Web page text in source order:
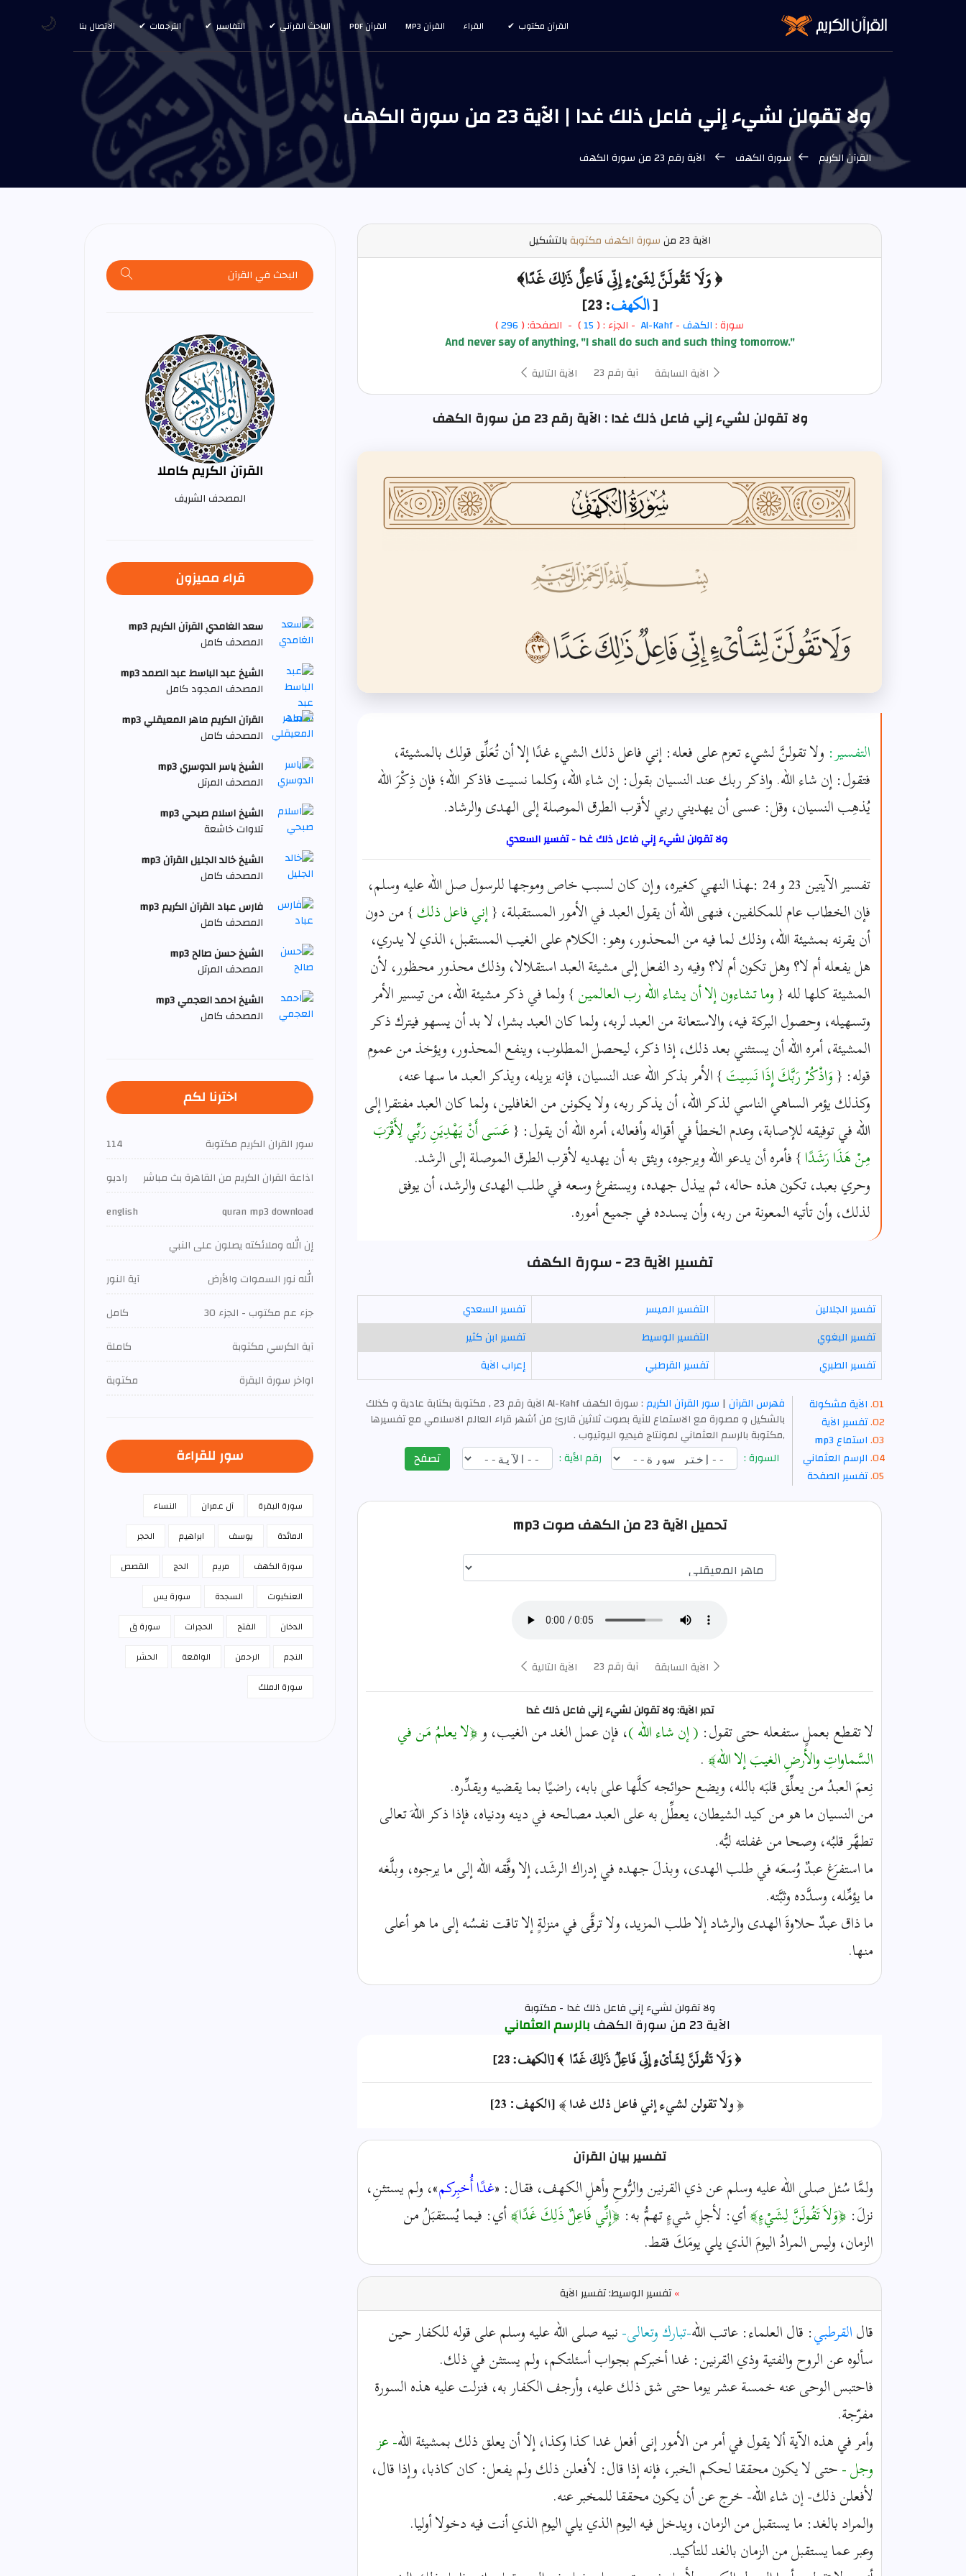
القرآن مكتوب القراء القرآن MP3 القرآن PDF الباحث القرآني التفاسير الترجمات الاتصال بنا
ولا تقولن لشيء إني فاعل ذلك غدا | الآية 23 من سورة الكهف
القرآن الكريم سورة الكهف الآية رقم 23 من سورة الكهف
الآية23 من سورة الكهف مكتوبةبالتشكيل
﴿ وَلَا تَقُولَنَّ لِشَيْءٍ إِنِّي فَاعِلٌ ذَٰلِكَ غَدًا﴾
[الكهف: 23]
سورة :الكهف-
Al-Kahf - الجزء : ( 15) - الصفحة: (296
)
And never say of anything, "I shall do such and such thing tomorrow."
الآية السابقة آية رقم 23 الآية التالية
ولا تقولن لشيء إني فاعل ذلك غدا : الآية رقم 23 من سورة الكهف
التفسير: ولا تقولنَّ لشيء تعزم على فعله: إني فاعل ذلك الشيء غدًا إلا أن تُعَلِّق قولك بالمشيئة،
فتقول: إن شاء الله. واذكر ربك عند النسيان بقول: إن شاء الله، وكلما نسيت فاذكر الله؛ فإن ذِكْرَ الله
يُذهِب النسيان، وقل: عسى أن يهديني ربي لأقرب الطرق الموصلة إلى الهدى والرشاد.
ولا تقولن لشيء إني فاعل ذلك غدا - تفسير السعدي
تفسير الآيتين 23 و 24 :ـهذا النهي كغيره، وإن كان لسبب خاص وموجها للرسول صل الله عليه وسلم،
فإن الخطاب عام للمكلفين، فنهى الله أن يقول العبد في الأمور المستقبلة، {إني فاعل ذلك} من دون
أن يقرنه بمشيئة الله، وذلك لما فيه من المحذور، وهو: الكلام على الغيب المستقبل، الذي لا يدري،
هل يفعله أم لا؟ وهل تكون أم لا؟ وفيه رد الفعل إلى مشيئة العبد استقلالا، وذلك محذور محظور، لأن
المشيئة كلها لله {وما تشاءون إلا أن يشاء الله رب العالمين} ولما في ذكر مشيئة الله، من تيسير الأمر
وتسهيله، وحصول البركة فيه، والاستعانة من العبد لربه، ولما كان العبد بشرا، لا بد أن يسهو فيترك ذكر
المشيئة، أمره الله أن يستثني بعد ذلك، إذا ذكر، ليحصل المطلوب، وينفع المحذور، ويؤخذ من عموم
قوله: {وَاذْكُرْ رَبَّكَ إِذَا نَسِيتَ} الأمر بذكر الله عند النسيان، فإنه يزيله، ويذكر العبد ما سها عنه،
وكذلك يؤمر الساهي الناسي لذكر الله، أن يذكر ربه، ولا يكونن من الغافلين، ولما كان العبد مفتقرا إلى
الله في توفيقه للإصابة، وعدم الخطأ في أقواله وأفعاله، أمره الله أن يقول: {عَسَى أَنْ يَهْدِيَنِ رَبِّي لِأَقْرَبَ
مِنْ هَذَا رَشَدًا} فأمره أن يدعو الله ويرجوه، ويثق به أن يهديه لأقرب الطرق الموصلة إلى الرشد.
وحري بعبد، تكون هذه حاله، ثم يبذل جهده، ويستفرغ وسعه في طلب الهدى والرشد، أن يوفق
لذلك، وأن تأتيه المعونة من ربه، وأن يسدده في جميع أموره.
تفسير الآية 23 - سورة الكهف
تفسير الجلالين التفسير الميسر
تفسير السعدي
تفسير البغوي
التفسير الوسيط
تفسير ابن كثير
تفسير الطبري
تفسير القرطبي إعراب الآية
الآية مشكولة
تفسير الآية
استماع mp3
الرسم العثماني
تفسير الصفحة
فهرس القرآن | سور القرآن الكريم
: سورة الكهف Al-Kahf الآية رقم 23 , مكتوبة بكتابة عادية و كذلك
بالشكيل و مصورة مع الاستماع للآية بصوت ثلاثين قارئ من أشهر قراء العالم الاسلامي مع تفسيرها
,مكتوبة بالرسم العثماني لمونتاج فيديو اليوتيوب .
السورة :
رقم الأية : تصفح
تحميل الآية 23 من الكهف صوت mp3
الآية السابقة آية رقم 23 الآية التالية
تدبر الآية: ولا تقولن لشيء إني فاعل ذلك غدا
لا تقطع بعملٍ ستفعله حتى تقول: ( إن شاء الله )، فإن عمل الغد من الغيب، و﴿لا يعلمُ مَن في
السَّماواتِ والأرضِ الغيبَ إلا الله﴾.
نِعمَ العبدُ من يعلِّق قلبَه بالله، ويضع حوائجه كلَّها على بابه، راضيًا بما يقضيه ويقدِّره.
من النسيان ما هو من كيد الشيطان، يعطِّل به على العبد مصالحه في دينه ودنياه، فإذا ذكر اللهَ تعالى
تطهَّر قلبُه، وصحا من غفلته لبُّه.
ما استفرَغ عبدٌ وُسعَه في طلب الهدى، وبذلَ جهده في إدراك الرشَد، إلا وفَّقه الله إلى ما يرجوه، وبلَّغه
ما يؤمِّله، وسدَّده وثبَّته.
ما ذاق عبدٌ حلاوةَ الهدى والرشاد إلا طلب المزيد، ولا ترقَّى في منزلةٍ إلا تاقت نفسُه إلى ما هو أعلى
منها.
ولا تقولن لشيء إني فاعل ذلك غدا - مكتوبة
الآية 23 من سورة الكهف بالرسم العثماني
﴿ وَلَا تَقُولَنَّ لِشَاْيۡءٍ إِنِّي فَاعِلٞ ذَٰلِكَ غَدًا ﴾ [الكهف: 23]
﴿ ولا تقولن لشيء إني فاعل ذلك غدا ﴾ [الكهف: 23]
تفسير بيان القرآن
ولمَّا سُئل صلى الله عليه وسلم عن ذي القرنين والرُّوحِ وأهلِ الكهف، فقال: «غدًا أُخبِركم»، ولم يستثنِ،
نزلَ: ﴿وَلاَ تَقُولَنَّ لِشَيْءٍ﴾أي: لأجلِ شيءٍ تهمُّ به: ﴿إِنِّي فَاعِلٌ ذَلِكَ غَدًا﴾أي: فيما يُستقبَلُ من
الزمان، وليس المرادُ اليومَ الذي يلي يومَكَ فقط.
»تفسير الوسيط: تفسير الآية
قالالقرطبي: قال العلماء: عاتب الله-تبارك وتعالى-نبيه صلى الله عليه وسلم على قوله للكفار حين
سألوه عن الروح والفتية وذي القرنين: غدا أخبركم بجواب أسئلتكم، ولم يستثن في ذلك.
فاحتبس الوحى عنه خمسة عشر يوما حتى شق ذلك عليه، وأرجف الكفار به، فنزلت عليه هذه السورة
مفرّجة.
وأمر في هذه الآية ألا يقول في أمر من الأمور إنى أفعل غدا كذا وكذا، إلا أن يعلق ذلك بمشيئة الله- عز
وجل -حتى لا يكون محققا لحكم الخبر، فإنه إذا قال: لأفعلن ذلك ولم يفعل: كان كاذبا، وإذا قال،
لأفعلن ذلك- إن شاء الله- خرج عن أن يكون محققا للمخبر عنه.
والمراد بالغد: ما يستقبل من الزمان، ويدخل فيه اليوم الذي يلي اليوم الذي أنت فيه دخولا أوليا.
وعبر عما يستقبل من الزمان بالغد للتأكيد.
القرآن الكريم كاملا
المصحف الشريف
قراء مميزون
سعد الغامدي القرآن الكريم mp3
المصحف كامل
الشيخ عبد الباسط عبد الصمد mp3
المصحف المجود كامل
القرآن الكريم ماهر المعيقلي mp3
المصحف كامل
الشيخ ياسر الدوسري mp3
المصحف المرتل
الشيخ اسلام صبحي mp3
تلاوات خاشعة
الشيخ خالد الجليل القرآن mp3
المصحف كامل
فارس عباد القرآن الكريم mp3
المصحف كامل
الشيخ حسن صالح mp3
المصحف المرتل
الشيخ احمد العجمي mp3
المصحف كامل
اخترنا لكم
سور القران الكريم مكتوبة
114
اذاعة القران الكريم من القاهرة بث مباشر
راديو
quran mp3 download
english
إن الله وملائكته يصلون على النبي
الله نور السموات والأرض
آية النور
جزء عم مكتوب - الجزء 30
كامل
آية الكرسي مكتوبة
كاملة
اواخر سورة البقرة
مكتوبة
سور للقراءة
سورة البقرة آل عمران
النساء
المائدة
يوسف ابراهيم
الحجر
سورة الكهف
مريم الحج
القصص
العنكبوت
السجدة
سورة يس
الدخان
الفتح الحجرات
سورة ق
النجم
الرحمن الواقعة
الحشر
سورة الملك
🌙